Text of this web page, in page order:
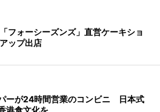
フォーシーズンズ」直営ケーキショ
ップ出店
ーが24時間営業のコンビニ 日本式
港食文化を